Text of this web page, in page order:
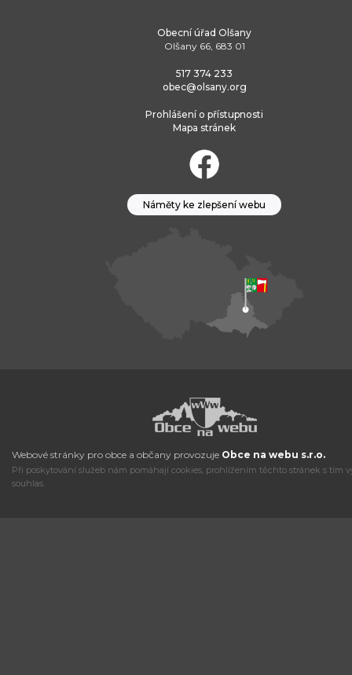
Obecní úřad Olšany
Olšany 66, 683 01
517 374 233
obec@olsany.org
Prohlášení o přístupnosti
Mapa stránek
Náměty ke zlepšení webu
Webové stránky pro obce a občany provozuje Obce na webu s.r.o.
Při poskytování služeb nám pomáhají cookies, prohlížením těchto stránek s tím
souhlas.